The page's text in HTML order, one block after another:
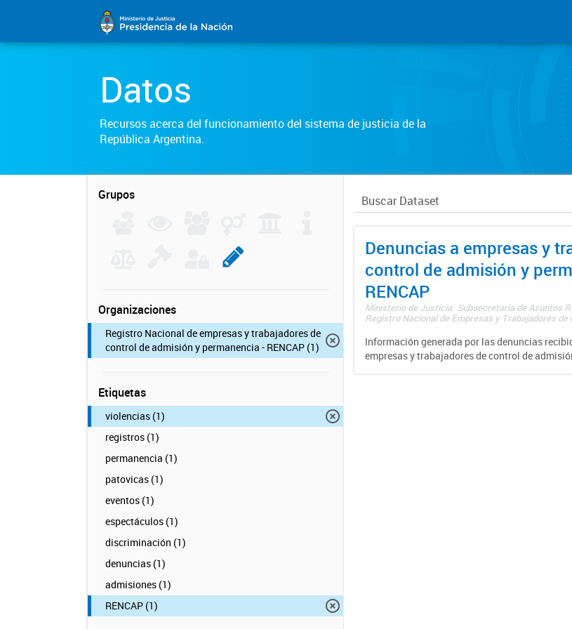
Datos
Recursos acerca del funcionamiento del sistema de justicia de la
República Argentina.
Grupos
Organizaciones
Registro Nacional de empresas y trabajadores de
control de admisión y permanencia - RENCAP (1)
Etiquetas
violencias (1)
registros (1)
permanencia (1)
patovicas (1)
eventos (1)
espectáculos (1)
discriminación (1)
denuncias (1)
admisiones (1)
RENCAP (1)
Denuncias a empresas y
control de admisión y
RENCAP
Ministerio de Justicia. Subsecretaría de Asuntos
Registro Nacional de Empresas y Trabajadores de
Información generada por las denuncias
empresas y trabajadores de control de